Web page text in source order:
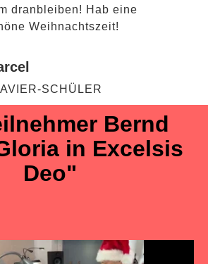
dranbleiben! Hab eine
Weihnachtszeit!
SCHÜLER
Bernd
in Excelsis
Deo"